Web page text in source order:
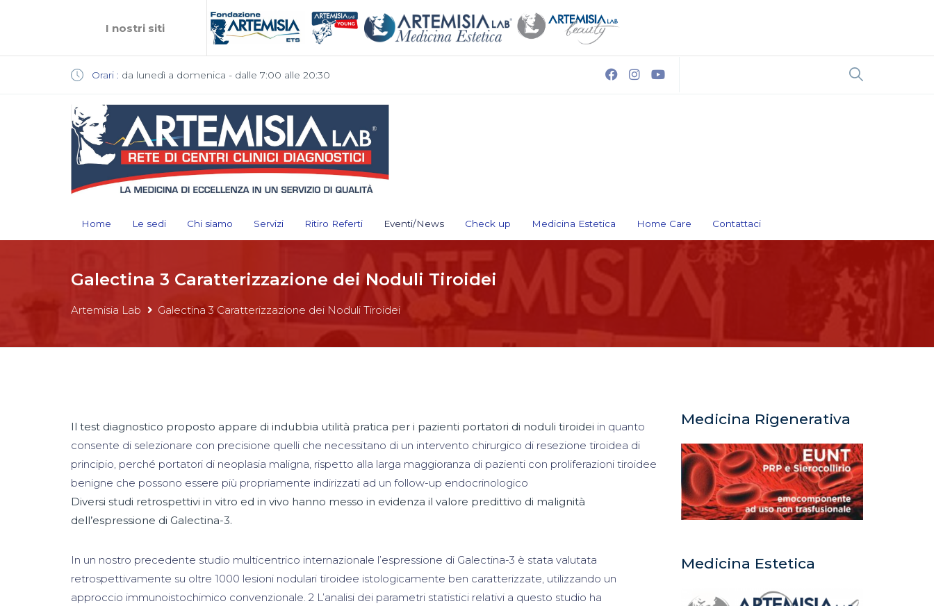
I nostri siti
Orari : da lunedì a domenica - dalle 7:00 alle 20:30
Home Le sedi Chi siamo Servizi Ritiro Referti Eventi/News Check up Medicina Estetica Home Care Contattaci
Galectina 3 Caratterizzazione dei Noduli Tiroidei
Artemisia Lab Galectina 3 Caratterizzazione dei Noduli Tiroidei
Il test diagnostico proposto appare di indubbia utilità pratica per i pazienti portatori di noduli tiroidei in quanto
consente di selezionare con precisione quelli che necessitano di un intervento chirurgico di resezione tiroidea di
principio, perché portatori di neoplasia maligna, rispetto alla larga maggioranza di pazienti con proliferazioni tiroidee
benigne che possono essere più propriamente indirizzati ad un follow-up endocrinologico
Diversi studi retrospettivi in vitro ed in vivo hanno messo in evidenza il valore predittivo di malignità
dell’espressione di Galectina-3.
In un nostro precedente studio multicentrico internazionale l’espressione di Galectina-3 è stata valutata
retrospettivamente su oltre 1000 lesioni nodulari tiroidee istologicamente ben caratterizzate, utilizzando un
approccio immunoistochimico convenzionale. 2 L’analisi dei parametri statistici relativi a questo studio ha
Medicina Rigenerativa
Medicina Estetica